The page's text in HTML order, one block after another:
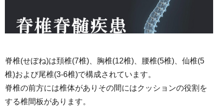
脊椎(せぼね)は頚椎(7椎)、胸椎(12椎)、腰椎(5椎)、仙椎(5
椎)および尾椎(3-6椎)で構成されています。
脊椎の前方には椎体がありその間にはクッションの役割を
する椎間板があります。